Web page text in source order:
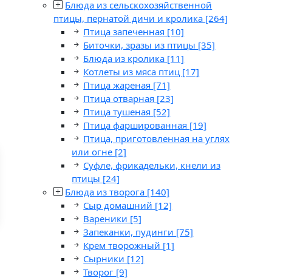
Блюда из сельскохозяйственной
птицы, пернатой дичи и кролика [264]
Птица запеченная [10]
Биточки, зразы из птицы [35]
Блюда из кролика [11]
Котлеты из мяса птиц [17]
Птица жареная [71]
Птица отварная [23]
Птица тушеная [52]
Птица фаршированная [19]
Птица, приготовленная на углях
или огне [2]
Суфле, фрикадельки, кнели из
птицы [24]
Блюда из творога [140]
Сыр домашний [12]
Вареники [5]
Запеканки, пудинги [75]
Крем творожный [1]
Сырники [12]
Творог [9]